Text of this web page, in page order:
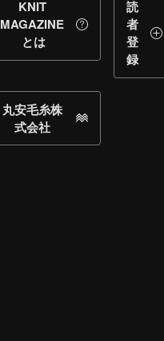
KNIT
MAGAZINE
とは
読
者
登
録
丸安毛糸株
式会社